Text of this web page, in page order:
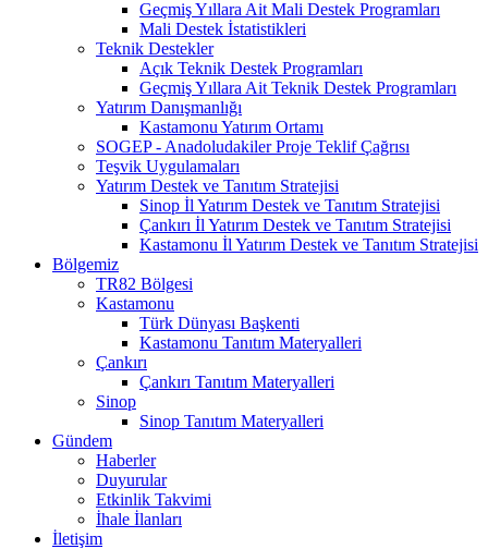
Geçmiş Yıllara Ait Mali Destek Programları
Mali Destek İstatistikleri
Teknik Destekler
Açık Teknik Destek Programları
Geçmiş Yıllara Ait Teknik Destek Programları
Yatırım Danışmanlığı
Kastamonu Yatırım Ortamı
SOGEP - Anadoludakiler Proje Teklif Çağrısı
Teşvik Uygulamaları
Yatırım Destek ve Tanıtım Stratejisi
Sinop İl Yatırım Destek ve Tanıtım Stratejisi
Çankırı İl Yatırım Destek ve Tanıtım Stratejisi
Kastamonu İl Yatırım Destek ve Tanıtım Stratejisi
Bölgemiz
TR82 Bölgesi
Kastamonu
Türk Dünyası Başkenti
Kastamonu Tanıtım Materyalleri
Çankırı
Çankırı Tanıtım Materyalleri
Sinop
Sinop Tanıtım Materyalleri
Gündem
Haberler
Duyurular
Etkinlik Takvimi
İhale İlanları
İletişim